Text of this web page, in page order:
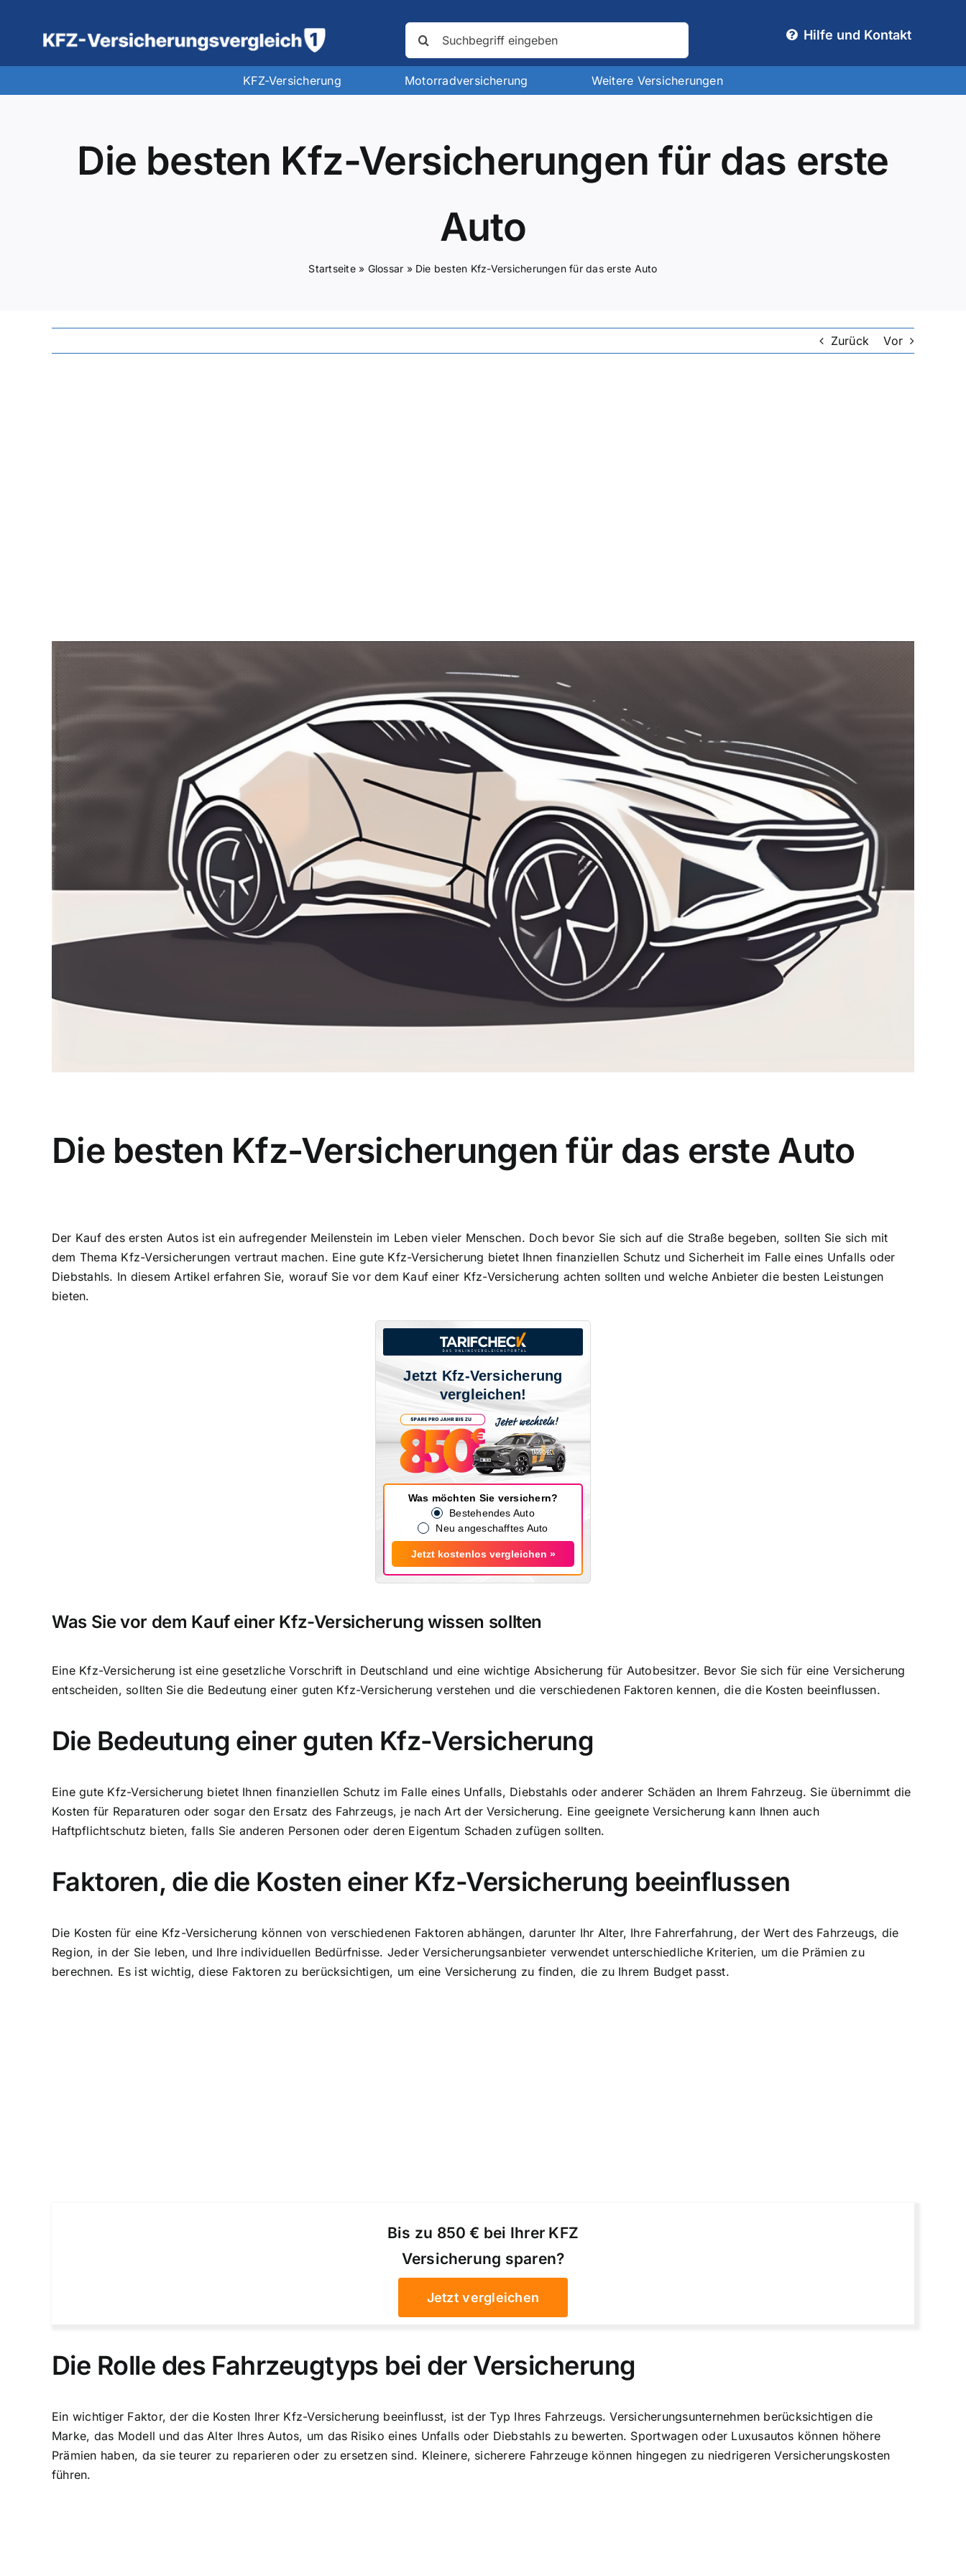
springen
nach:
Hilfe und Kontakt
KFZ-Versicherung Motorradversicherung Weitere Versicherungen
Die besten Kfz-Versicherungen für das erste
Auto
Startseite» Glossar » Die besten Kfz-Versicherungen für das erste Auto
Zurück Vor
Zeige
Die besten Kfz-Versicherungen für das erste Auto
Der Kauf des ersten Autos ist ein aufregender Meilenstein im Leben vieler Menschen. Doch bevor Sie sich auf die Straße begeben, sollten Sie sich mit
dem Thema Kfz-Versicherungen vertraut machen. Eine gute Kfz-Versicherung bietet Ihnen finanziellen Schutz und Sicherheit im Falle eines Unfalls oder
Diebstahls. In diesem Artikel erfahren Sie, worauf Sie vor dem Kauf einer Kfz-Versicherung achten sollten und welche Anbieter die besten Leistungen
bieten.
Jetzt Kfz-Versicherung
vergleichen!
Was möchten Sie versichern?
Bestehendes Auto
Neu angeschafftes Auto
Jetzt kostenlos vergleichen »
Was Sie vor dem Kauf einer Kfz-Versicherung wissen sollten
Eine Kfz-Versicherung ist eine gesetzliche Vorschrift in Deutschland und eine wichtige Absicherung für Autobesitzer. Bevor Sie sich für eine Versicherung
entscheiden, sollten Sie die Bedeutung einer guten Kfz-Versicherung verstehen und die verschiedenen Faktoren kennen, die die Kosten beeinflussen.
Die Bedeutung einer guten Kfz-Versicherung
Eine gute Kfz-Versicherung bietet Ihnen finanziellen Schutz im Falle eines Unfalls, Diebstahls oder anderer Schäden an Ihrem Fahrzeug. Sie übernimmt die
Kosten für Reparaturen oder sogar den Ersatz des Fahrzeugs, je nach Art der Versicherung. Eine geeignete Versicherung kann Ihnen auch
Haftpflichtschutz bieten, falls Sie anderen Personen oder deren Eigentum Schaden zufügen sollten.
Faktoren, die die Kosten einer Kfz-Versicherung beeinflussen
Die Kosten für eine Kfz-Versicherung können von verschiedenen Faktoren abhängen, darunter Ihr Alter, Ihre Fahrerfahrung, der Wert des Fahrzeugs, die
Region, in der Sie leben, und Ihre individuellen Bedürfnisse. Jeder Versicherungsanbieter verwendet unterschiedliche Kriterien, um die Prämien zu
berechnen. Es ist wichtig, diese Faktoren zu berücksichtigen, um eine Versicherung zu finden, die zu Ihrem Budget passt.
Bis zu 850 € bei Ihrer KFZ
Versicherung sparen?
Jetzt vergleichen
Die Rolle des Fahrzeugtyps bei der Versicherung
Ein wichtiger Faktor, der die Kosten Ihrer Kfz-Versicherung beeinflusst, ist der Typ Ihres Fahrzeugs. Versicherungsunternehmen berücksichtigen die
Marke, das Modell und das Alter Ihres Autos, um das Risiko eines Unfalls oder Diebstahls zu bewerten. Sportwagen oder Luxusautos können höhere
Prämien haben, da sie teurer zu reparieren oder zu ersetzen sind. Kleinere, sicherere Fahrzeuge können hingegen zu niedrigeren Versicherungskosten
führen.